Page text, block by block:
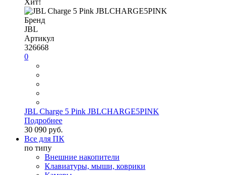
Хит!
Бренд
JBL
Артикул
326668
0
JBL Charge 5 Pink JBLCHARGE5PINK
Подробнее
30 090 руб.
Все для ПК
по типу
Внешние накопители
Клавиатуры, мыши, коврики